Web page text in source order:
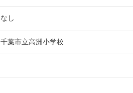
なし
千葉市立高洲小学校